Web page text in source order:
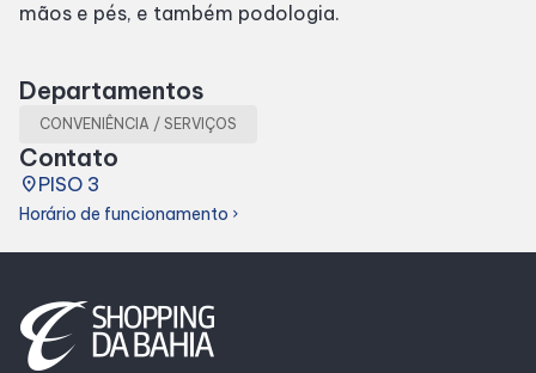
Eventos
Fique por Dentro
Lojas e Restaurantes
Alimentação
mãos e pés, e também podologia.
Departamentos
CONVENIÊNCIA / SERVIÇOS
Contato
placePISO 3
Horário de funcionamento chevron_right